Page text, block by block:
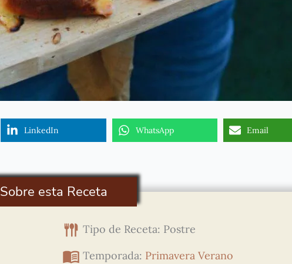
LinkedIn WhatsApp Email
Sobre esta Receta
Tipo de Receta: Postre
Temporada: Primavera Verano